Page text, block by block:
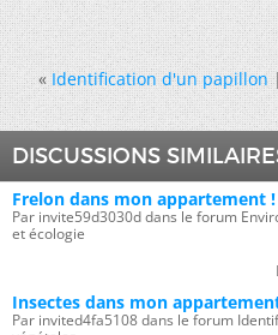
« Identification d'un papillon
DISCUSSIONS
Frelon dans mon appartement
Par invite59d3030d dans le forum
et écologie
Insectes dans mon
Par invited4fa5108 dans le forum